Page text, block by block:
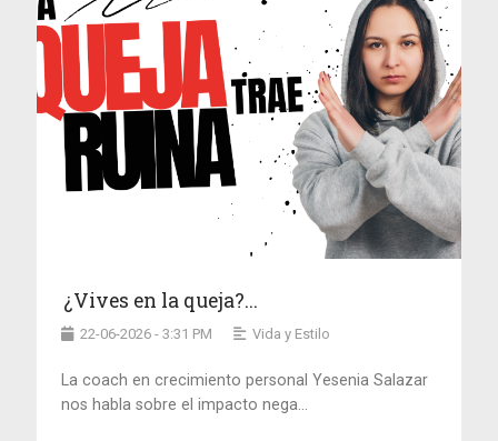
¿Vives en la queja?...
22-06-2026 - 3:31 PM Vida y Estilo
La coach en crecimiento personal Yesenia Salazar
nos habla sobre el impacto nega...